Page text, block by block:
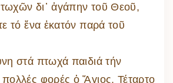
δι᾽ ἀγάπην τοῦ Θεοῦ,
τό ἕνα ἑκατόν παρά τοῦ
στά πτωχά παιδιά τήν
φορές ὁ Ἅγιος. Τέταρτο